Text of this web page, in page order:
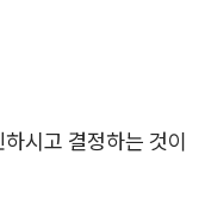
시고 결정하는 것이